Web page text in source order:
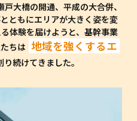
大橋の開通、平成の大合併、
ともにエリアが大きく姿を変
体験を届けようと、基幹事業
ちは 地域を強くするエ
り続けてきました。